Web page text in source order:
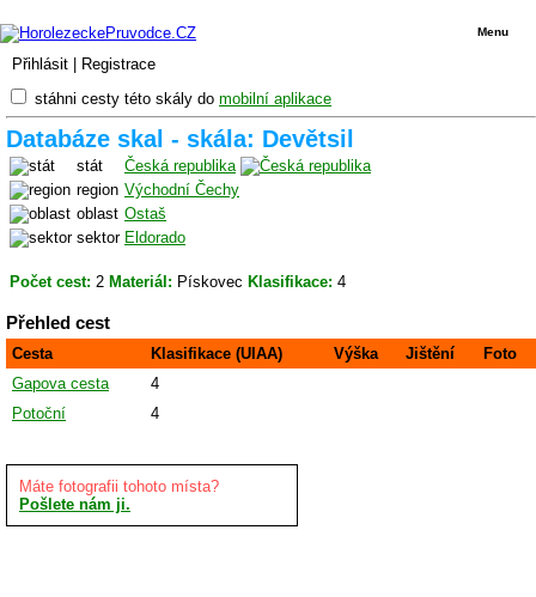
Přihlásit Registrace
Menu
stáhni cesty této skály do mobilní aplikace
Databáze skal - skála: Devětsil
stát
Česká republika
region Východní Čechy
oblast Ostaš
sektor Eldorado
Počet cest: 2 Materiál: Pískovec Klasifikace: 4
Přehled cest
Cesta Klasifikace (UIAA) Výška Jištění
Foto
Gapova cesta
4
Potoční
4
Máte fotografii tohoto místa?
Pošlete nám ji.